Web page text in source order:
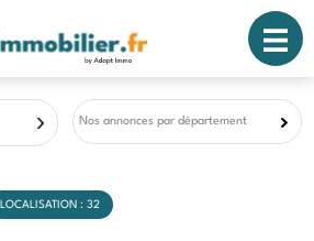
Nos annonces par département
LOCALISATION : 32